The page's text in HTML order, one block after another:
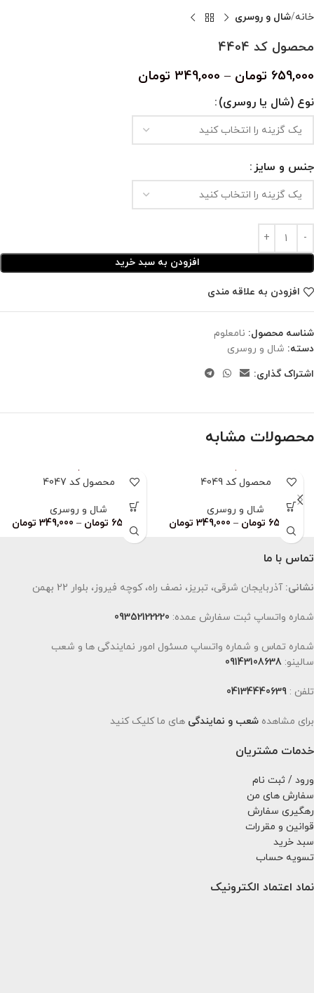
خانه شال و روسری
محصول کد 4404
659,000 تومان –
349,000 تومان
نوع (شال یا روسری)
جنس و سایز
افزودن به سبد خرید
افزودن به علاقه مندی
شناسه محصول: نامعلوم
دسته: شال و روسری
اشتراک گذاری:
محصولات مشابه
محصول کد 4049
شال و روسری
659,000 تومان –
349,000 تومان
محصول کد 4047
شال و روسری
659,000 تومان –
349,000 تومان
تماس با ما
نشانی: آذربایجان شرقی، تبریز، نصف راه، کوچه فیروز، بلوار 22 بهمن
شماره واتساپ ثبت سفارش عمده: 09352122220
شماره تماس و شماره واتساپ مسئول امور نمایندگی ها و شعب
سالینو: 09143108638
تلفن : 04134440639
برای مشاهده شعب و نمایندگی های ما کلیک کنید
خدمات مشتریان
ورود / ثبت نام
سفارش های من
رهگیری سفارش
قوانین و مقررات
سبد خرید
تسویه حساب
نماد اعتماد الکترونیک